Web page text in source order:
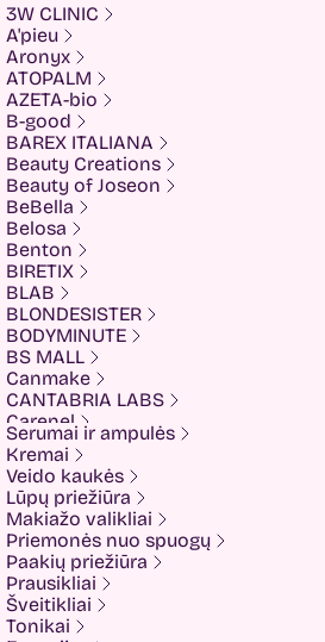
3W CLINIC
A'pieu
Aronyx
ATOPALM
AZETA-bio
B-good
BAREX ITALIANA
Beauty Creations
Beauty of Joseon
BeBella
Belosa
Benton
BIRETIX
BLAB
BLONDESISTER
BODYMINUTE
BS MALL
Canmake
CANTABRIA LABS
Carenel
CHALURE
Cherubs
Cliniccare
COSRX
COTRIL
COVEDERM
Crazy Hair
Dalton
Dear Doer
Ekseption
Serumai ir ampulės
Kremai
Veido kaukės
Lūpų priežiūra
Makiažo valikliai
Priemonės nuo spuogų
Paakių priežiūra
Prausikliai
Šveitikliai
Tonikai